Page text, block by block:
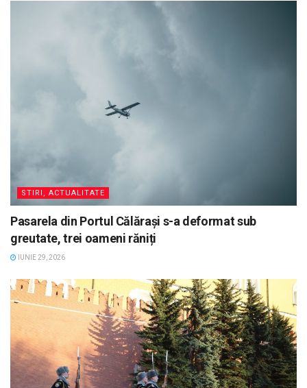
STIRI, ACTUALITATE
Pasarela din Portul Călărași s-a deformat sub
greutate, trei oameni răniți
IUNIE 29, 2026